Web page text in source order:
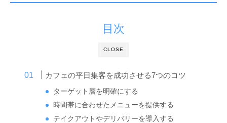
CLOSE
目次
カフェの平日集客を成功させる7つのコツ
ターゲット層を明確にする
時間帯に合わせたメニューを提供する
テイクアウトやデリバリーを導入する